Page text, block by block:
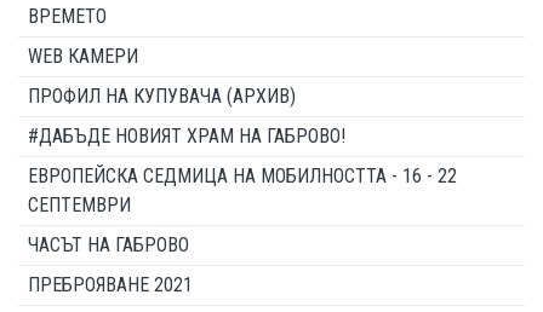
ВРЕМЕТО
WEB КАМЕРИ
ПРОФИЛ НА КУПУВАЧА (АРХИВ)
#ДАБЪДЕ НОВИЯТ ХРАМ НА ГАБРОВО!
ЕВРОПЕЙСКА СЕДМИЦА НА МОБИЛНОСТТА - 16 - 22
СЕПТЕМВРИ
ЧАСЪТ НА ГАБРОВО
ПРЕБРОЯВАНЕ 2021